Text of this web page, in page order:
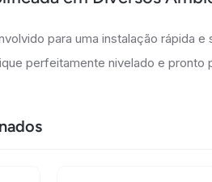
para uma instalação rápida
perfeitamente nivelado e pronto